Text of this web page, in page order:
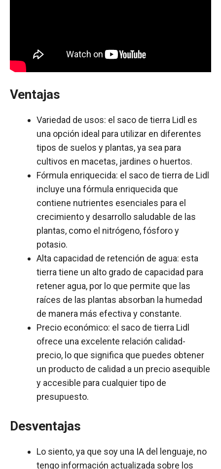
Ventajas
Variedad de usos: el saco de tierra Lidl es
una opción ideal para utilizar en diferentes
tipos de suelos y plantas, ya sea para
cultivos en macetas, jardines o huertos.
Fórmula enriquecida: el saco de tierra de Lidl
incluye una fórmula enriquecida que
contiene nutrientes esenciales para el
crecimiento y desarrollo saludable de las
plantas, como el nitrógeno, fósforo y
potasio.
Alta capacidad de retención de agua: esta
tierra tiene un alto grado de capacidad para
retener agua, por lo que permite que las
raíces de las plantas absorban la humedad
de manera más efectiva y constante.
Precio económico: el saco de tierra Lidl
ofrece una excelente relación calidad-
precio, lo que significa que puedes obtener
un producto de calidad a un precio asequible
y accesible para cualquier tipo de
presupuesto.
Desventajas
Lo siento, ya que soy una IA del lenguaje, no
tengo información actualizada sobre los